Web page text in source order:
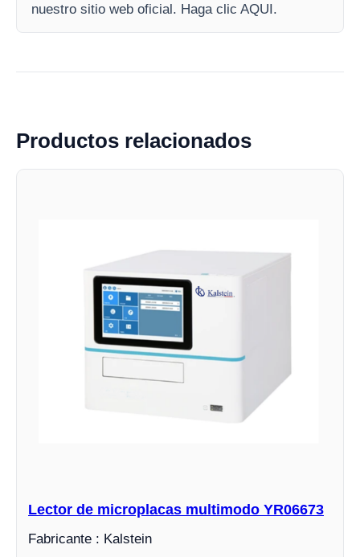
nuestro sitio web oficial. Haga clic AQUI.
Productos relacionados
Lector de microplacas multimodo YR06673
Fabricante : Kalstein